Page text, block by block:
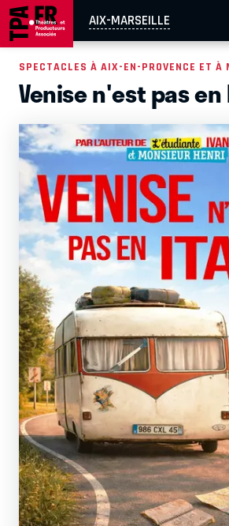
AIX-MARSEILLE
AIX-MARSEILLE AURAY
EN TOURNÉE
SPECTACLES À AIX-EN-PROVENCE ET À
Venise n'est pas